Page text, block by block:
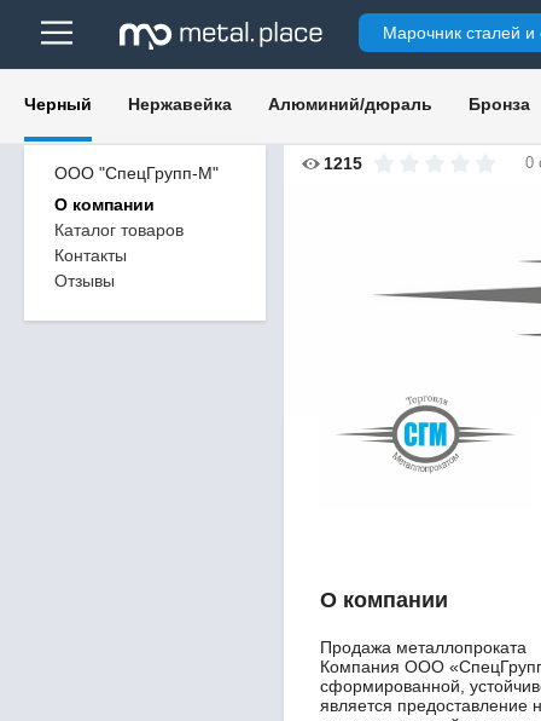
Марочник сталей и
Черный Нержавейка Алюминий/дюраль Бронза
ООО "СпецГрупп-М"
О компании
Каталог товаров
Контакты
Отзывы
1215 0
О компании
Продажа металлопроката
Компания ООО
сформированной,
является предоставление